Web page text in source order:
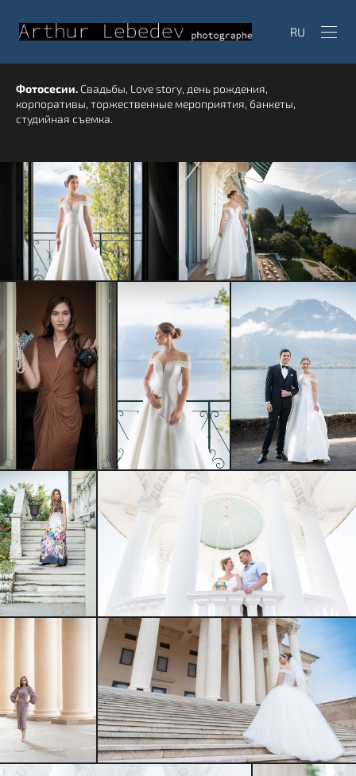
RU
Фотосесии. Свадьбы, Love story, день рождения,
корпоративы, торжественные мероприятия, банкеты,
студийная съемка.